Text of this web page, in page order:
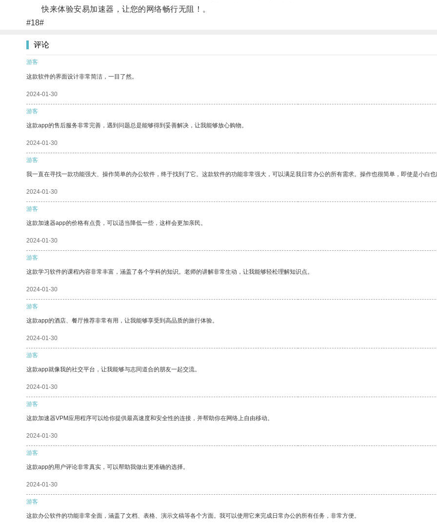
快来体验安易加速器，让您的网络畅行无阻！。
#18#
评论
游客
这款软件的界面设计非常简洁，一目了然。
2024-01-30
游客
这款app的售后服务非常完善，遇到问题总是能够得到妥善解决，让我能够放心购物。
2024-01-30
游客
我一直在寻找一款功能强大、操作简单的办公软件，终于找到了它。这款软件的功能非常强大，可以满足我日常办公的所有需求。操作也很简单，即使是小白也
2024-01-30
游客
这款加速器app的价格有点贵，可以适当降低一些，这样会更加亲民。
2024-01-30
游客
这款学习软件的课程内容非常丰富，涵盖了各个学科的知识。老师的讲解非常生动，让我能够轻松理解知识点。
2024-01-30
游客
这款app的酒店、餐厅推荐非常有用，让我能够享受到高品质的旅行体验。
2024-01-30
游客
这款app就像我的社交平台，让我能够与志同道合的朋友一起交流。
2024-01-30
游客
这款加速器VPM应用程序可以给你提供最高速度和安全性的连接，并帮助你在网络上自由移动。
2024-01-30
游客
这款app的用户评论非常真实，可以帮助我做出更准确的选择。
2024-01-30
游客
这款办公软件的功能非常全面，涵盖了文档、表格、演示文稿等各个方面。我可以使用它来完成日常办公的所有任务，非常方便。